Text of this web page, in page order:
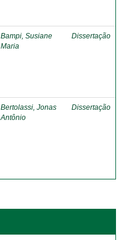
Bampi, Susiane
Maria
Dissertação
Bertolassi, Jonas
Antônio
Dissertação